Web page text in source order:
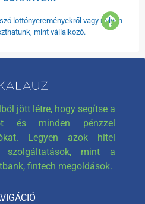
lottónyereményekről vagy milyen
mint vállalkozó.
jött létre, hogy segítse a
és minden pénzzel
Legyen azok hitel
szolgáltatások, mint a
fintech megoldások.